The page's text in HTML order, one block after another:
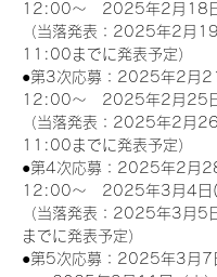
12:00～　2025年2月18
（当落発表：2025年2月19
11:00までに発表予定）
●第3次応募：2025年2月21
12:00～　2025年2月25
（当落発表：2025年2月26
11:00までに発表予定）
●第4次応募：2025年2月28
12:00～　2025年3月4
（当落発表：2025年3月
までに発表予定）
●第5次応募：2025年3月